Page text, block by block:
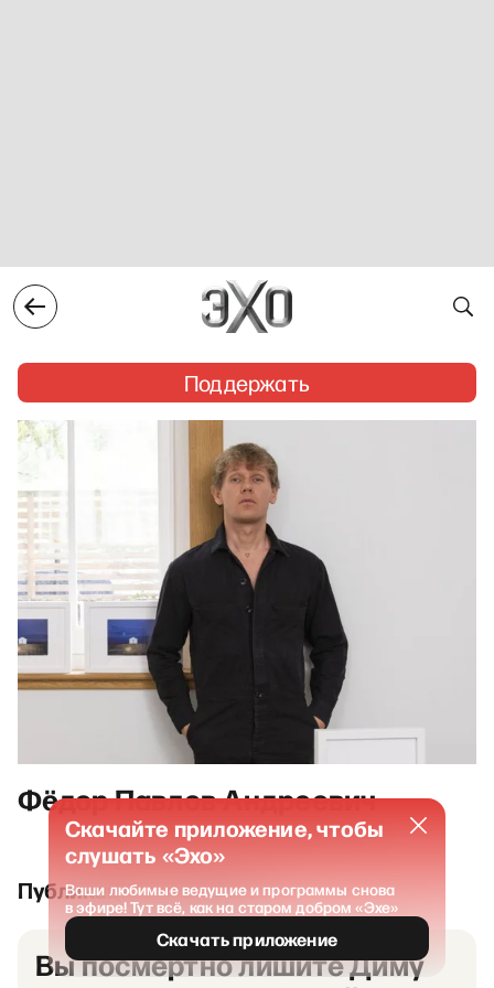
Поддержать
Фёдор Павлов-Андреевич
Публикации и выпуски
Вы посмертно лишите Диму
Скачайте приложение, чтобы
слушать «Эхо»
Ваши любимые ведущие и программы снова
в эфире! Тут всё, как на старом добром «Эхе»
Скачать приложение